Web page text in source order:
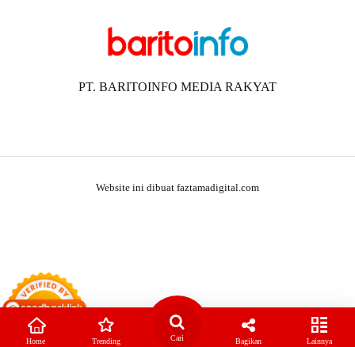
PT. BARITOINFO MEDIA RAKYAT
Website ini dibuat faztamadigital.com
Home Trending Cari Bagikan Lainnya